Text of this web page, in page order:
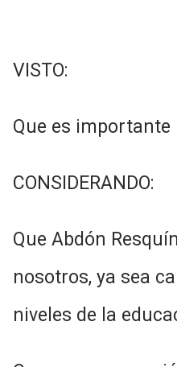
VISTO:
Que es
CONSIDERANDO:
Que Abdón
nosotros, ya sea
niveles de la